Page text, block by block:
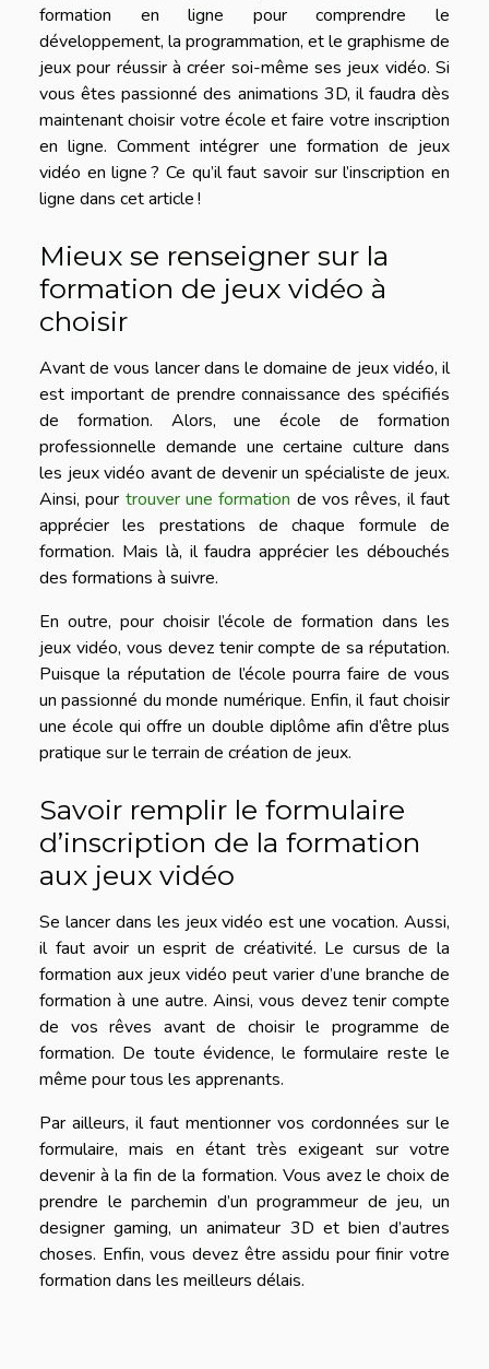
formation en ligne pour comprendre le
développement, la programmation, et le graphisme de
jeux pour réussir à créer soi-même ses jeux vidéo. Si
vous êtes passionné des animations 3D, il faudra dès
maintenant choisir votre école et faire votre inscription
en ligne. Comment intégrer une formation de jeux
vidéo en ligne ? Ce qu’il faut savoir sur l’inscription en
ligne dans cet article !
Mieux se renseigner sur la
formation de jeux vidéo à
choisir
Avant de vous lancer dans le domaine de jeux vidéo, il
est important de prendre connaissance des spécifiés
de formation. Alors, une école de formation
professionnelle demande une certaine culture dans
les jeux vidéo avant de devenir un spécialiste de jeux.
Ainsi, pour trouver une formation de vos rêves, il faut
apprécier les prestations de chaque formule de
formation. Mais là, il faudra apprécier les débouchés
des formations à suivre.
En outre, pour choisir l’école de formation dans les
jeux vidéo, vous devez tenir compte de sa réputation.
Puisque la réputation de l’école pourra faire de vous
un passionné du monde numérique. Enfin, il faut choisir
une école qui offre un double diplôme afin d’être plus
pratique sur le terrain de création de jeux.
Savoir remplir le formulaire
d’inscription de la formation
aux jeux vidéo
Se lancer dans les jeux vidéo est une vocation. Aussi,
il faut avoir un esprit de créativité. Le cursus de la
formation aux jeux vidéo peut varier d’une branche de
formation à une autre. Ainsi, vous devez tenir compte
de vos rêves avant de choisir le programme de
formation. De toute évidence, le formulaire reste le
même pour tous les apprenants.
Par ailleurs, il faut mentionner vos cordonnées sur le
formulaire, mais en étant très exigeant sur votre
devenir à la fin de la formation. Vous avez le choix de
prendre le parchemin d’un programmeur de jeu, un
designer gaming, un animateur 3D et bien d’autres
choses. Enfin, vous devez être assidu pour finir votre
formation dans les meilleurs délais.